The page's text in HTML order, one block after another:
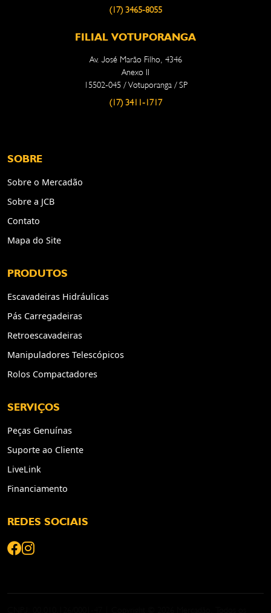
(17) 3465-8055
FILIAL VOTUPORANGA
Av. José Marão Filho, 4346
Anexo II
15502-045 / Votuporanga / SP
(17) 3411-1717
SOBRE
Sobre o Mercadão
Sobre a JCB
Contato
Mapa do Site
PRODUTOS
Escavadeiras Hidráulicas
Pás Carregadeiras
Retroescavadeiras
Manipuladores Telescópicos
Rolos Compactadores
SERVIÇOS
Peças Genuínas
Suporte ao Cliente
LiveLink
Financiamento
REDES SOCIAIS